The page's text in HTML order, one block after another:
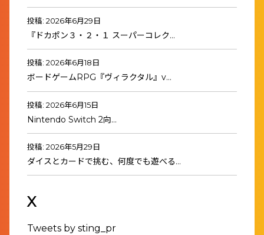
投稿: 2026年6月29日
『ドカポン３・２・１ スーパーコレク…
投稿: 2026年6月18日
ボードゲームRPG『ヴィラクタル』v…
投稿: 2026年6月15日
Nintendo Switch 2向…
投稿: 2026年5月29日
ダイスとカードで挑む、何度でも遊べる…
X
Tweets by sting_pr